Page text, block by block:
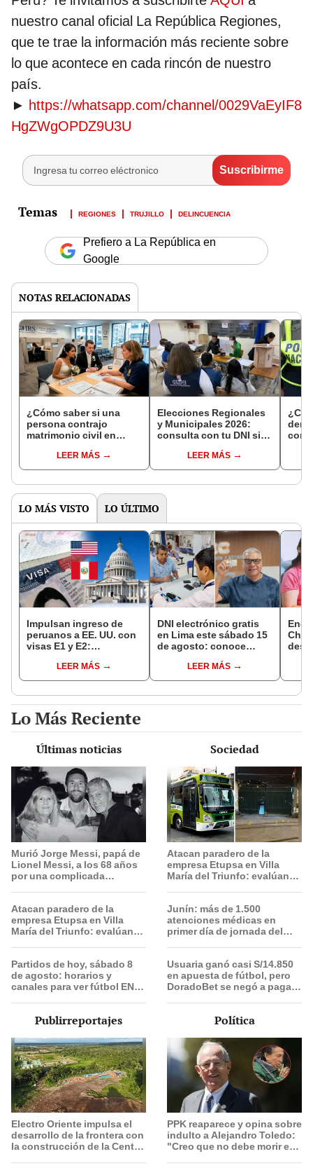
nuestro canal oficial La República Regiones,
que te trae la información más reciente sobre
lo que acontece en cada rincón de nuestro
país.
► https://whatsapp.com/channel/0029VaEyIF8
HgZWgOPDZ9U3U
REGIONES TRUJILLO DELINCUENCIA
Prefiero a La República en
Google
NOTAS RELACIONADAS
¿Cómo saber si una
persona contrajo
matrimonio civil en
LEER MÁS
Elecciones Regionales
y Municipales 2026:
consulta con tu DNI si
de mesa para este 4 de
octubre en el link oficial
LEER MÁS
con
LO MÁS VISTO LO ÚLTIMO
Impulsan ingreso de
peruanos a EE. UU. con
visas E1 y E2:
pymes serían los más
beneficiados
LEER MÁS
DNI electrónico gratis
en Lima este sábado 15
de agosto: conoce
acceder y qué
requisitos deben
LEER MÁS
Lo Más Reciente
Últimas noticias
Murió Jorge Messi, papá de
Lionel Messi, a los 68 años
por una complicada
Atacan paradero de la
empresa Etupsa en Villa
María del Triunfo: evalúan
Partidos de hoy, sábado 8
de agosto: horarios y
canales para ver fútbol EN
Sociedad
Atacan paradero de la
empresa Etupsa en Villa
María del Triunfo: evalúan
Junín: más de 1.500
atenciones médicas en
primer día de jornada del
Usuaria ganó casi S/14.850
en apuesta de fútbol, pero
DoradoBet se negó a pagar:
Publirreportajes
Electro Oriente impulsa el
desarrollo de la frontera con
la construcción de la Central
Política
PPK reaparece y opina sobre
indulto a Alejandro Toledo:
"Creo que no debe morir en